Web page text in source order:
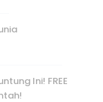
Ini! FREE